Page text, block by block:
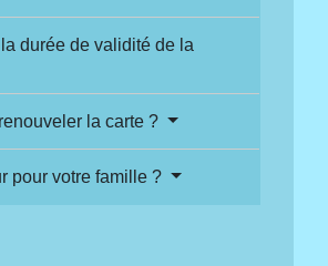
durée de validité de la
la carte ?
pour votre famille ?